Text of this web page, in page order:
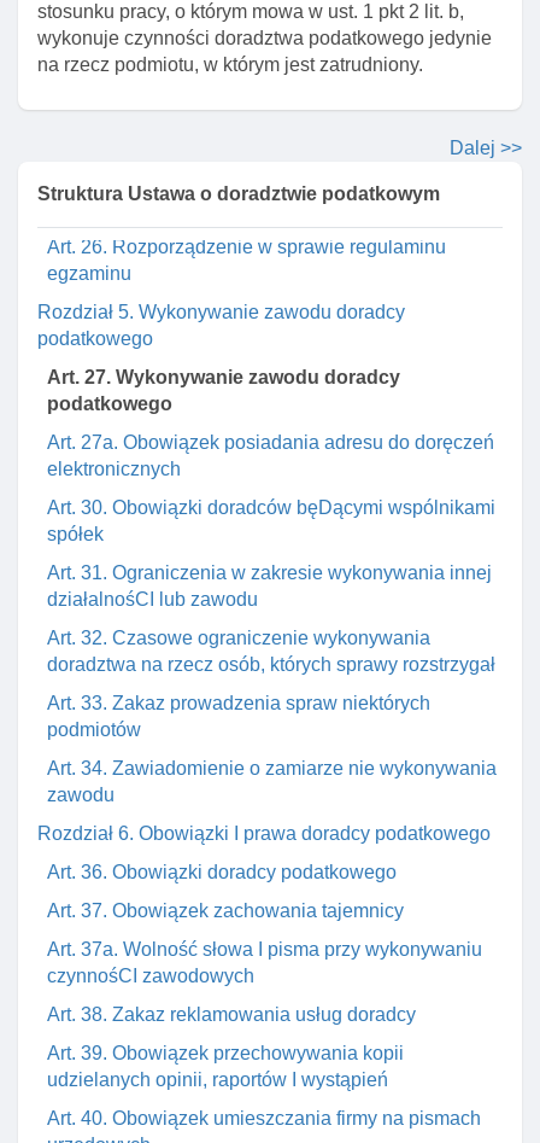
stosunku pracy, o którym mowa w ust. 1 pkt 2 lit. b,
wykonuje czynności doradztwa podatkowego jedynie
na rzecz podmiotu, w którym jest zatrudniony.
Dalej >>
Struktura Ustawa o doradztwie podatkowym
Art. 23. Uprawnienia przewodniczącego komisji
egzaminacyjnej
Art. 24. CzęśCI egzaminu
Art. 25. Opłata za egzamin
Art. 25a. Administrator danych przetwarzanych dla
celów państwowej komisji egzaminacyjnej do spraw
Art. 26. Rozporządzenie w sprawie regulaminu
egzaminu
Rozdział 5. Wykonywanie zawodu doradcy
podatkowego
Art. 27. Wykonywanie zawodu doradcy
podatkowego
Art. 27a. Obowiązek posiadania adresu do doręczeń
elektronicznych
Art. 30. Obowiązki doradców bęDącymi wspólnikami
spółek
Art. 31. Ograniczenia w zakresie wykonywania innej
działalnośCI lub zawodu
Art. 32. Czasowe ograniczenie wykonywania
doradztwa na rzecz osób, których sprawy rozstrzygał
Art. 33. Zakaz prowadzenia spraw niektórych
podmiotów
Art. 34. Zawiadomienie o zamiarze nie wykonywania
zawodu
Rozdział 6. Obowiązki I prawa doradcy podatkowego
Art. 36. Obowiązki doradcy podatkowego
Art. 37. Obowiązek zachowania tajemnicy
Art. 37a. Wolność słowa I pisma przy wykonywaniu
czynnośCI zawodowych
Art. 38. Zakaz reklamowania usług doradcy
Art. 39. Obowiązek przechowywania kopii
udzielanych opinii, raportów I wystąpień
Art. 40. Obowiązek umieszczania firmy na pismach